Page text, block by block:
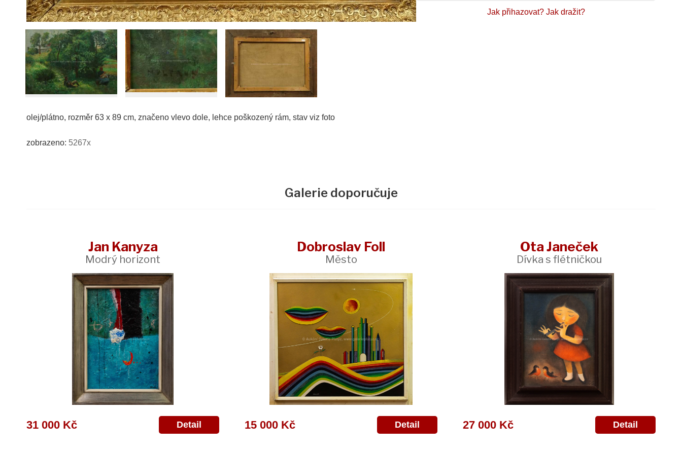
olej/plátno, rozměr 63 x 89 cm, značeno vlevo dole, lehce poškozený rám, stav viz foto
zobrazeno: 5267x
Jak přihazovat? Jak dražit?
Galerie doporučuje
Jan Kanyza
Modrý horizont
31 000 Kč Detail
Dobroslav Foll
Město
15 000 Kč Detail
Ota Janeček
Dívka s flétničkou
27 000 Kč Detail